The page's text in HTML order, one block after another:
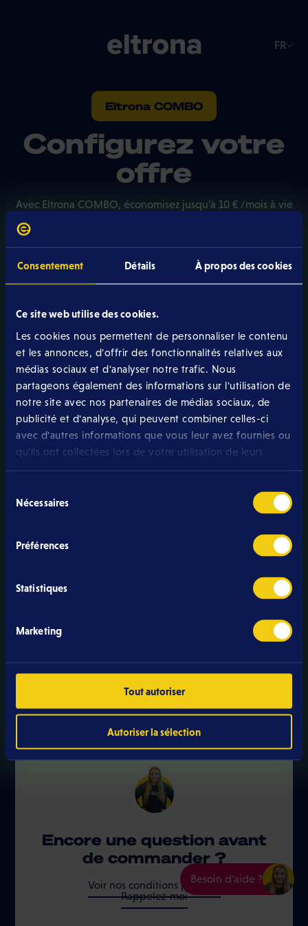
Consentement Détails À propos des cookies
Ce site web utilise des cookies.
Les cookies nous permettent de personnaliser le contenu
et les annonces, d'offrir des fonctionnalités relatives aux
médias sociaux et d'analyser notre trafic. Nous
partageons également des informations sur l'utilisation de
notre site avec nos partenaires de médias sociaux, de
publicité et d'analyse, qui peuvent combiner celles-ci
avec d'autres informations que vous leur avez fournies ou
qu'ils ont collectées lors de votre utilisation de leurs
duNécessaires
Préférences
Statistiques
Marketing
Tout autoriser
Autoriser la sélection
FR
Eltrona COMBO
Configurez votre
offre
Avec Eltrona COMBO, économisez jusqu’à 10 € /mois à vie
Internet GiGA
À partir de 39,99 € /mois
Mobile
À partir de 5,99 € /mois
À partir de 29,99 € /mois
composer votre Combo.
Encore une question avant
de commander ?
Voir nos conditions produits
Rappelez-moi
Besoin d'aide ?